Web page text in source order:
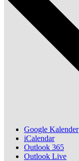
Google Kalender
iCalendar
Outlook 365
Outlook Live